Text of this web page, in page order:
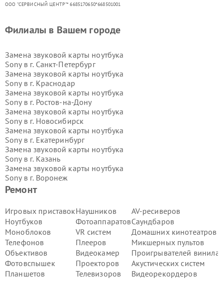
ООО "СЕРВИСНЫЙ ЦЕНТР"* 6685170650*668501001
Ремонт
Игровых приставок
Ноутбуков
Моноблоков
Телефонов
Объективов
Фотовспышек
Планшетов
Наушников
Фотоаппаратов
VR систем
Плееров
Видеокамер
Проекторов
Телевизоров
AV-ресиверов
Саундбаров
Домашних кинотеатров
Микшерных пультов
Проигрывателей винила
Акустических систем
Видеорекордеров
Филиалы в Вашем городе
Замена звуковой карты ноутбука
Sony в г. Санкт-Петербург
Замена звуковой карты ноутбука
Sony в г. Краснодар
Замена звуковой карты ноутбука
Sony в г. Ростов-на-Дону
Замена звуковой карты ноутбука
Sony в г. Новосибирск
Замена звуковой карты ноутбука
Sony в г. Екатеринбург
Замена звуковой карты ноутбука
Sony в г. Казань
Замена звуковой карты ноутбука
Sony в г. Воронеж
Замена звуковой карты ноутбука
Sony в г.Волгоград
Sony в г.Самара
Замена звуковой карты ноутбука
Sony в г.Пермь
Замена звуковой карты ноутбука
Sony в г.Красноярск
Замена звуковой карты ноутбука
Sony в г.Ижевск